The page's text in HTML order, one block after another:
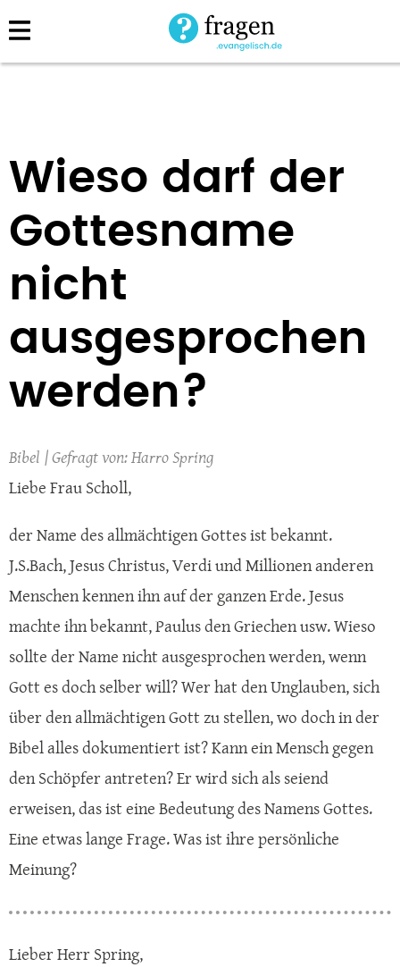
Direkt
zum
Wieso darf der
Gottesname
nicht
ausgesprochen
werden?
Bibel
Harro Spring
Liebe Frau Scholl,
der Name des allmächtigen Gottes ist bekannt.
J.S.Bach, Jesus Christus, Verdi und Millionen anderen
Menschen kennen ihn auf der ganzen Erde. Jesus
machte ihn bekannt, Paulus den Griechen usw. Wieso
sollte der Name nicht ausgesprochen werden, wenn
Gott es doch selber will? Wer hat den Unglauben, sich
über den allmächtigen Gott zu stellen, wo doch in der
Bibel alles dokumentiert ist? Kann ein Mensch gegen
den Schöpfer antreten? Er wird sich als seiend
erweisen, das ist eine Bedeutung des Namens Gottes.
Eine etwas lange Frage. Was ist ihre persönliche
Meinung?
Lieber Herr Spring,